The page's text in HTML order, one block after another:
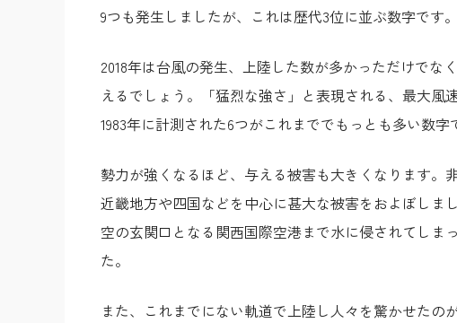
9つも発生しましたが、これは歴代3位に並ぶ数字です。
2018年は台風の発生、上陸した数が多かっただけで
えるでしょう。「猛烈な強さ」と表現される、最大風
1983年に計測された6つがこれまででもっとも多い数
勢力が強くなるほど、与える被害も大きくなります。
近畿地方や四国などを中心に甚大な被害をおよぼしま
空の玄関口となる関西国際空港まで水に侵されてしま
た。
また、これまでにない軌道で上陸し人々を驚かせたの